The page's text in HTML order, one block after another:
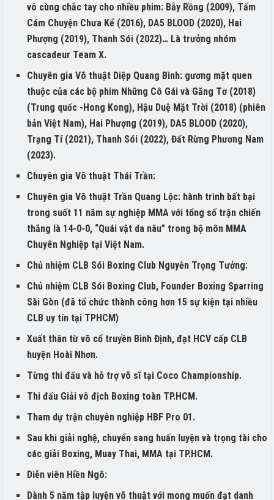
vô cùng chắc tay cho nhiều phim: Bẫy Rồng (2009), Tấm
Cám Chuyện Chưa Kể (2016), DA5 BLOOD (2020), Hai
Phượng (2019), Thanh Sói (2022)… Là trưởng nhóm
cascadeur Team X.
Chuyên gia Võ thuật Diệp Quang Bình: gương mặt quen
thuộc của các bộ phim Những Cô Gái và Găng Tơ (2018)
(Trung quốc -Hong Kong), Hậu Duệ Mặt Trời (2018) (phiên
bản Việt Nam), Hai Phượng (2019), DA5 BLOOD (2020),
Trạng Tí (2021), Thanh Sói (2022), Đất Rừng Phương Nam
(2023).
Chuyên gia Võ thuật Thái Trần:
Chuyên gia Võ thuật Trần Quang Lộc: hành trình bất bại
trong suốt 11 năm sự nghiệp MMA với tổng số trận chiến
thắng là 14-0-0, “Quái vật da nâu” trong bộ môn MMA
Chuyên Nghiệp tại Việt Nam.
Chủ nhiệm CLB Sói Boxing Club Nguyễn Trọng Tưởng:
Chủ nhiệm CLB Sói Boxing Club, Founder Boxing Sparring
Sài Gòn (đã tổ chức thành công hơn 15 sự kiện tại nhiều
CLB uy tín tại TPHCM)
Xuất thân từ võ cổ truyền Bình Định, đạt HCV cấp CLB
huyện Hoài Nhơn.
Từng thi đấu và hỗ trợ võ sĩ tại Coco Championship.
Thi đấu Giải vô địch Boxing toàn TP.HCM.
Tham dự trận chuyên nghiệp HBF Pro 01.
Sau khi giải nghệ, chuyển sang huấn luyện và trọng tài cho
các giải Boxing, Muay Thai, MMA tại TP.HCM.
Diễn viên Hiền Ngô:
Dành 5 năm tập luyện võ thuật với mong muốn đạt danh